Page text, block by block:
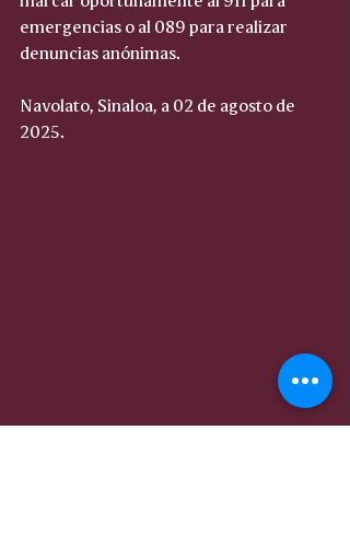
emergencias o al 089 para realizar
denuncias anónimas.
Navolato, Sinaloa, a 02 de agosto de
2025.